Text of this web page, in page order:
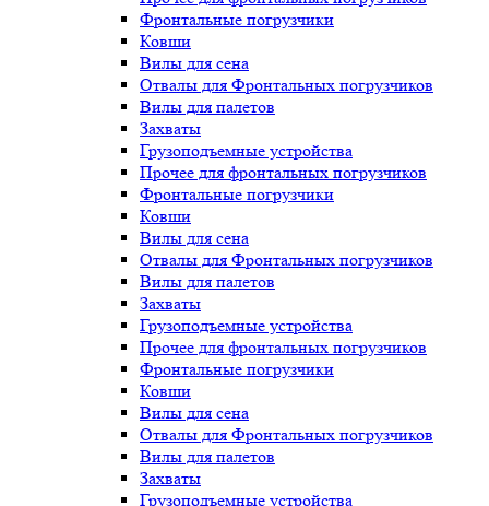
Фронтальные погрузчики
Ковши
Вилы для сена
Отвалы для Фронтальных погрузчиков
Вилы для палетов
Захваты
Грузоподъемные устройства
Прочее для фронтальных погрузчиков
Фронтальные погрузчики
Ковши
Вилы для сена
Отвалы для Фронтальных погрузчиков
Вилы для палетов
Захваты
Грузоподъемные устройства
Прочее для фронтальных погрузчиков
Фронтальные погрузчики
Ковши
Вилы для сена
Отвалы для Фронтальных погрузчиков
Вилы для палетов
Захваты
Грузоподъемные устройства